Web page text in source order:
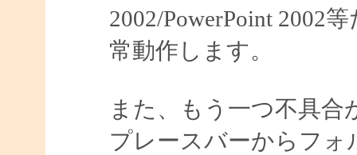
2002/PowerPoint 2002
常動作します。
また、もう一つ不具合
プレースバーからフ